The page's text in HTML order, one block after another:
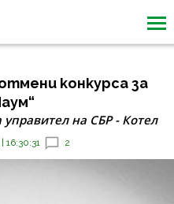
конкурса за
на СБР - Котел
2